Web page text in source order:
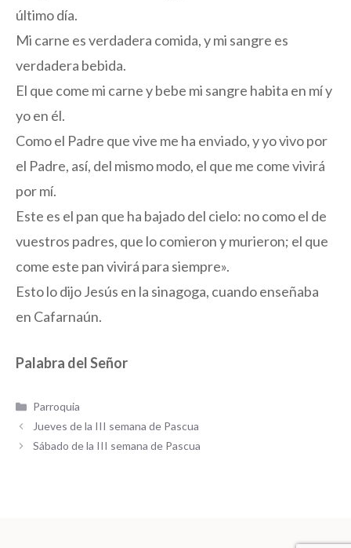
último día.
Mi carne es verdadera comida, y mi sangre es
verdadera bebida.
El que come mi carne y bebe mi sangre habita en mí y
yo en él.
Como el Padre que vive me ha enviado, y yo vivo por
el Padre, así, del mismo modo, el que me come vivirá
por mí.
Este es el pan que ha bajado del cielo: no como el de
vuestros padres, que lo comieron y murieron; el que
come este pan vivirá para siempre».
Esto lo dijo Jesús en la sinagoga, cuando enseñaba
en Cafarnaún.
Palabra del Señor
Categorías
Parroquia
Jueves de la III semana de Pascua
Sábado de la III semana de Pascua